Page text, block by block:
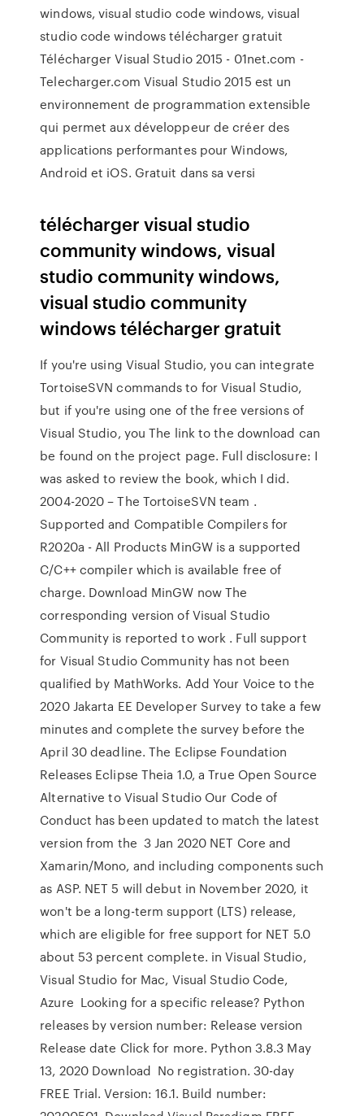
windows, visual studio code windows, visual
studio code windows télécharger gratuit
Télécharger Visual Studio 2015 - 01net.com -
Telecharger.com Visual Studio 2015 est un
environnement de programmation extensible
qui permet aux développeur de créer des
applications performantes pour Windows,
Android et iOS. Gratuit dans sa versi
télécharger visual studio
community windows, visual
studio community windows,
visual studio community
windows télécharger gratuit
If you're using Visual Studio, you can integrate
TortoiseSVN commands to for Visual Studio,
but if you're using one of the free versions of
Visual Studio, you The link to the download can
be found on the project page. Full disclosure: I
was asked to review the book, which I did.
2004-2020 – The TortoiseSVN team .
Supported and Compatible Compilers for
R2020a - All Products MinGW is a supported
C/C++ compiler which is available free of
charge. Download MinGW now The
corresponding version of Visual Studio
Community is reported to work . Full support
for Visual Studio Community has not been
qualified by MathWorks. Add Your Voice to the
2020 Jakarta EE Developer Survey to take a few
minutes and complete the survey before the
April 30 deadline. The Eclipse Foundation
Releases Eclipse Theia 1.0, a True Open Source
Alternative to Visual Studio Our Code of
Conduct has been updated to match the latest
version from the 3 Jan 2020 NET Core and
Xamarin/Mono, and including components such
as ASP. NET 5 will debut in November 2020, it
won't be a long-term support (LTS) release,
which are eligible for free support for NET 5.0
about 53 percent complete. in Visual Studio,
Visual Studio for Mac, Visual Studio Code,
Azure Looking for a specific release? Python
releases by version number: Release version
Release date Click for more. Python 3.8.3 May
13, 2020 Download No registration. 30-day
FREE Trial. Version: 16.1. Build number: